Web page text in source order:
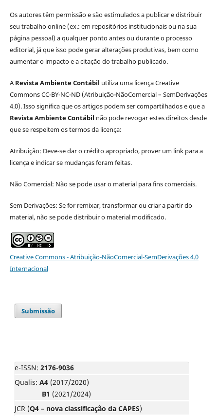
Os autores têm permissão e são estimulados a publicar e distribuir
seu trabalho online (ex.: em repositórios institucionais ou na sua
página pessoal) a qualquer ponto antes ou durante o processo
editorial, já que isso pode gerar alterações produtivas, bem como
aumentar o impacto e a citação do trabalho publicado.
ARevista Ambiente Contábil utiliza uma licença Creative
Commons CC-BY-NC-ND (Atribuição-NãoComercial – SemDerivações
4.0). Isso significa que os artigos podem ser compartilhados e que a
Revista Ambiente Contábil não pode revogar estes direitos desde
que se respeitem os termos da licença:
Atribuição: Deve-se dar o crédito apropriado, prover um link para a
licença e indicar se mudanças foram feitas.
Não Comercial: Não se pode usar o material para fins comerciais.
Sem Derivações: Se for remixar, transformar ou criar a partir do
material, não se pode distribuir o material modificado.
Creative Commons - Atribuição-NãoComercial-SemDerivações 4.0
Internacional
Submissão
e-ISSN: 2176-9036
Qualis: A4 (2017/2020)
B1 (2021/2024)
JCR (Q4 – nova classificação da CAPES)